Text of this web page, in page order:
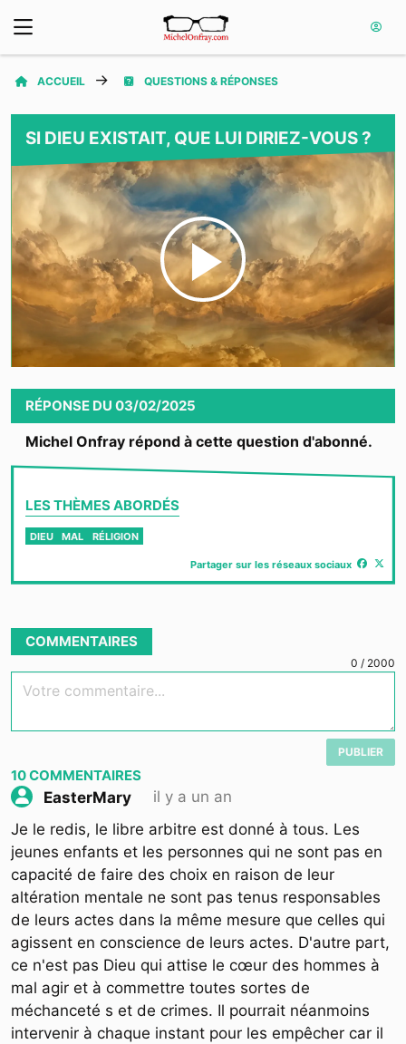
ACCUEIL QUESTIONS & RÉPONSES
SI DIEU EXISTAIT, QUE LUI DIRIEZ-VOUS ?
Play
Video
RÉPONSE DU 03/02/2025
Michel Onfray répond à cette question d'abonné.
LES THÈMES ABORDÉS
DIEU MAL RÉLIGION
Partager sur les réseaux sociaux
COMMENTAIRES
0 / 2000
Votre commentaire...
PUBLIER
10COMMENTAIRES
EasterMary
il y a un an
Je le redis, le libre arbitre est donné à tous. Les
jeunes enfants et les personnes qui ne sont pas en
capacité de faire des choix en raison de leur
altération mentale ne sont pas tenus responsables
de leurs actes dans la même mesure que celles qui
agissent en conscience de leurs actes. D'autre part,
ce n'est pas Dieu qui attise le cœur des hommes à
mal agir et à commettre toutes sortes de
méchanceté s et de crimes. Il pourrait néanmoins
intervenir à chaque instant pour les empêcher car il